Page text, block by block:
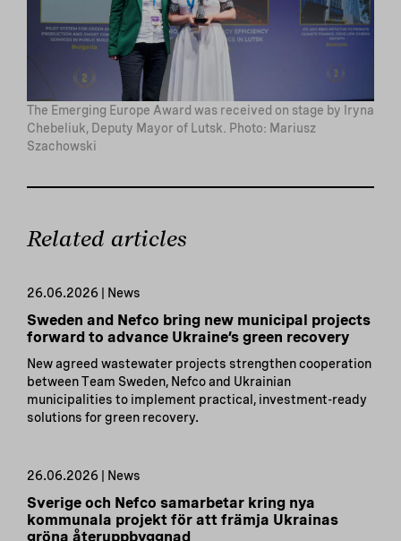
The Emerging Europe Award was received on stage by Iryna
Chebeliuk, Deputy Mayor of Lutsk. Photo: Mariusz
Szachowski
Related articles
26.06.2026 | News
Sweden and Nefco bring new municipal projects
forward to advance Ukraine’s green recovery
New agreed wastewater projects strengthen cooperation
between Team Sweden, Nefco and Ukrainian
municipalities to implement practical, investment-ready
solutions for green recovery.
26.06.2026 | News
Sverige och Nefco samarbetar kring nya
kommunala projekt för att främja Ukrainas
gröna återuppbyggnad